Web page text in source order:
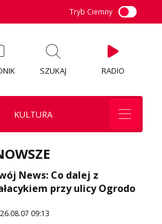
Tryb Ciemny
SZUKAJ RADIO
KULTURA
News: Co dalej z
przy ulicy Ogrodo
09:13